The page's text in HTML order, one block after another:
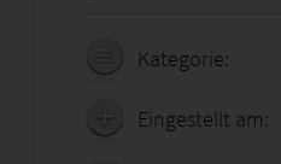
Kategorie:
Eingestellt am: